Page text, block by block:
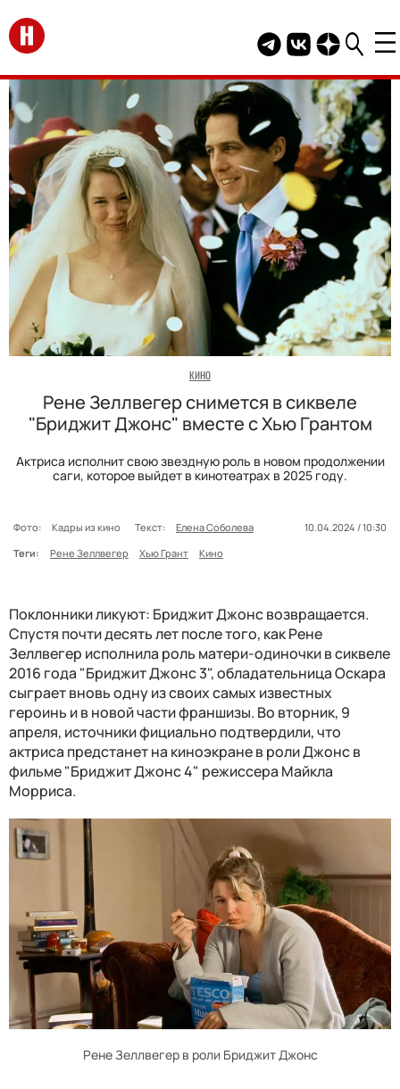
Перейти на главную
Telegram канал
Группа HELLO
Канал
КИНО
Рене Зеллвегер снимется в сиквеле
"Бриджит Джонс" вместе с Хью Грантом
Актриса исполнит свою звездную роль в новом продолжении
саги, которое выйдет в кинотеатрах в 2025 году.
Фото: Кадры из кино Текст: Елена Соболева
10.04.2024 / 10:30
Теги:
Рене Зеллвегер Хью Грант Кино
Поклонники ликуют: Бриджит Джонс возвращается.
Спустя почти десять лет после того, как Рене
Зеллвегер исполнила роль матери-одиночки в сиквеле
2016 года "Бриджит Джонс 3", обладательница Оскара
сыграет вновь одну из своих самых известных
героинь и в новой части франшизы. Во вторник, 9
апреля, источники фициально подтвердили, что
актриса предстанет на киноэкране в роли Джонс в
фильме "Бриджит Джонс 4" режиссера Майкла
Морриса.
Рене Зеллвегер в роли Бриджит Джонс